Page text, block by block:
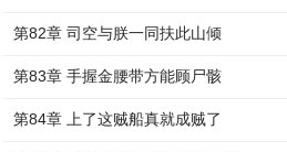
第82章 司空与朕一同扶此山倾
第83章 手握金腰带方能顾尸骸
第84章 上了这贼船真就成贼了